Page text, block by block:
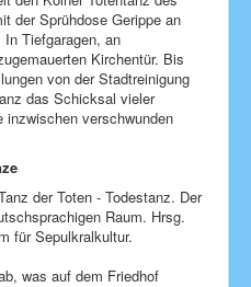
der Sprühdose Gerippe an
Tiefgaragen, an
Kirchentür. Bis
von der Stadtreinigung
das Schicksal vieler
inzwischen verschwunden
der Toten - Todestanz. Der
Raum. Hrsg.
für Sepulkralkultur.
was auf dem Friedhof